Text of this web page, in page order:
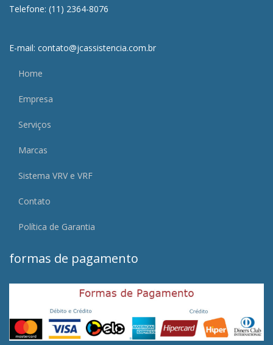
Telefone: (11) 2364-8076
E-mail: contato@jcassistencia.com.br
Home
Empresa
Serviços
Marcas
Sistema VRV e VRF
Contato
Política de Garantia
formas de pagamento